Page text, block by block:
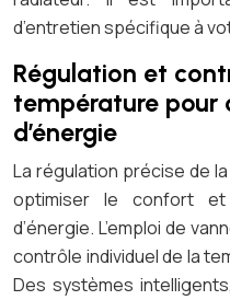
d’entretien spécifique à
Régulation et
température pour
d’énergie
La régulation précise de
optimiser le confort et
d’énergie. L’emploi de
contrôle individuel de la
Des systèmes